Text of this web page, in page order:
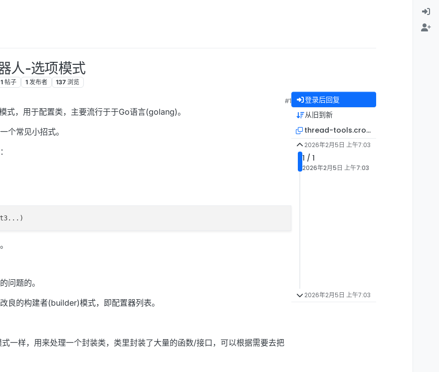
人-选项模式
1 帖子 1 发布者 137 浏览
#1
，用于配置类，主要流行于于Go语言(golang)。
个常见小招式。
问题的。
良的构建者(builder)模式，即配置器列表。
一样，用来处理一个封装类，类里封装了大量的函数/接口，可以根据需要去把
登录后回复
从旧到新
thread-tools.crosspost
2026年2月5日 上午7:03
1 / 1
2026年2月5日 上午7:03
2026年2月5日 上午7:03